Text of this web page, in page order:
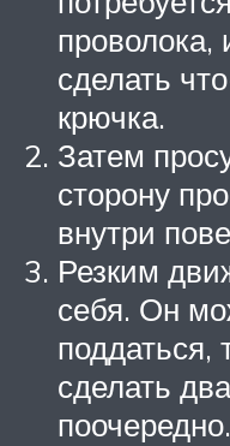
проволока,
сделать
крючка.
Затем
сторону
внутри
Резким
себя. Он
поддаться,
сделать
поочередно.